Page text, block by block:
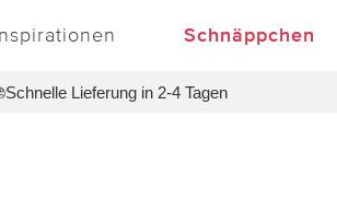
Schnäppchen
Schnelle Lieferung in 2-4 Tagen